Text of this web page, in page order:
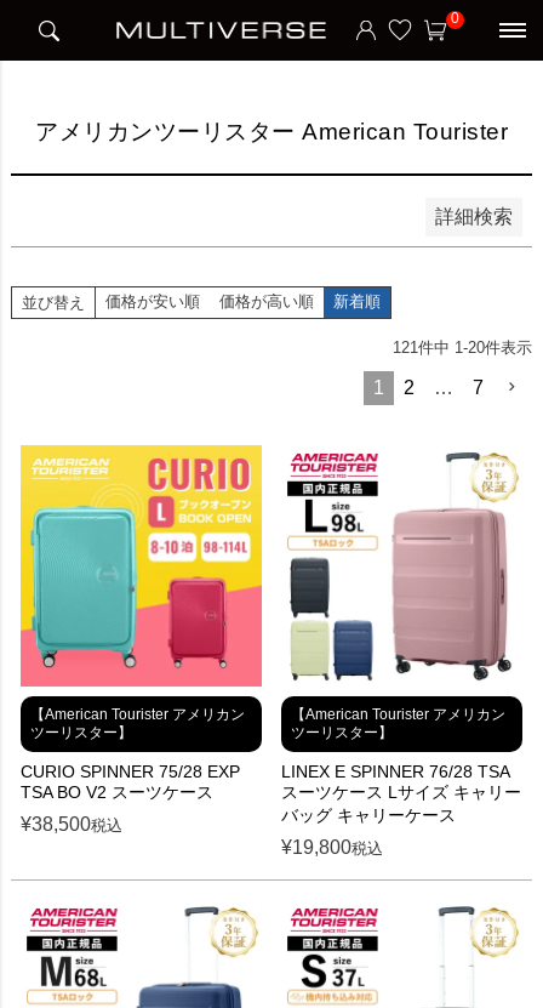
0
アメリカンツーリスター American Tourister
詳細検索
並び順
新着順
並び替え 価格が安い順 価格が高い順 新着順
121件中 1-20件表示
1 2 … 7
【American Tourister アメリカン
ツーリスター】
CURIO SPINNER 75/28 EXP
TSA BO V2 スーツケース
¥38,500税込
【American Tourister アメリカン
ツーリスター】
LINEX E SPINNER 76/28 TSA
スーツケース Lサイズ キャリー
バッグ キャリーケース
¥19,800税込